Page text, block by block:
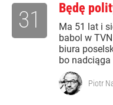
Będę
Ma 51 lat i
babol w
biura
bo nadciąga
31
Piotr